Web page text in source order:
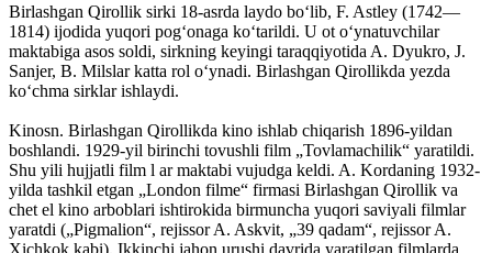
Birlashgan Qirollik sirki 18-asrda laydo boʻlib, F. Astley (1742—
1814) ijodida yuqori pogʻonaga koʻtarildi. U ot oʻynatuvchilar
maktabiga asos soldi, sirkning keyingi taraqqiyotida A. Dyukro, J.
Sanjer, B. Milslar katta rol oʻynadi. Birlashgan Qirollikda yezda
koʻchma sirklar ishlaydi.
Kinosn. Birlashgan Qirollikda kino ishlab chiqarish 1896-yildan
boshlandi. 1929-yil birinchi tovushli film „Tovlamachilik“ yaratildi.
Shu yili hujjatli film l ar maktabi vujudga keldi. A. Kordaning 1932-
yilda tashkil etgan „London filme“ firmasi Birlashgan Qirollik va
chet el kino arboblari ishtirokida birmuncha yuqori saviyali filmlar
yaratdi („Pigmalion“, rejissor A. Askvit, „39 qadam“, rejissor A.
Xichkok kabi). Ikkinchi jahon urushi davrida yaratilgan filmlarda